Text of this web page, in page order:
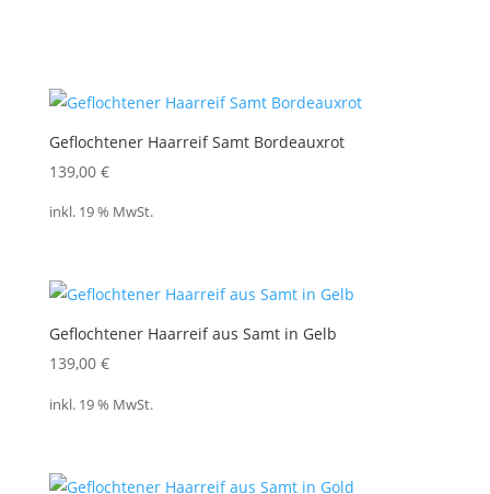
Geflochtener Haarreif Samt Bordeauxrot
139,00 €
inkl. 19 % MwSt.
Geflochtener Haarreif aus Samt in Gelb
139,00 €
inkl. 19 % MwSt.